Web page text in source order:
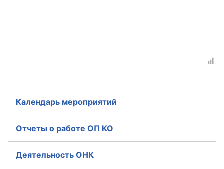
Календарь мероприятий
Отчеты о работе ОП КО
Деятельность ОНК